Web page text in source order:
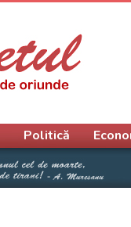
Politică